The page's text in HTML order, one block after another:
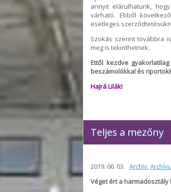
annyit elárulhatunk,
várható. Ebből
esetleges
Szokás szerint továbbra
meg is tekinthetnek.
Ettől kezdve
beszámolókkal és
Hajrá Lilák!
Teljes a mezőny
2019. 06. 03. Archív,
Véget ért a